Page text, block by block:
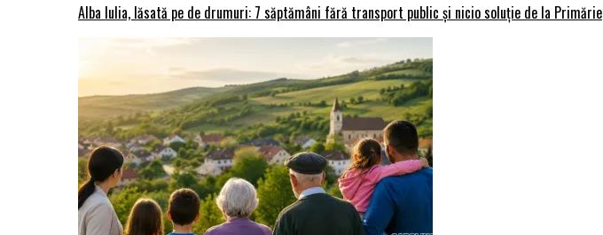
Alba Iulia, lăsată pe de drumuri: 7 săptămâni fără transport public și nicio soluție de la Primărie